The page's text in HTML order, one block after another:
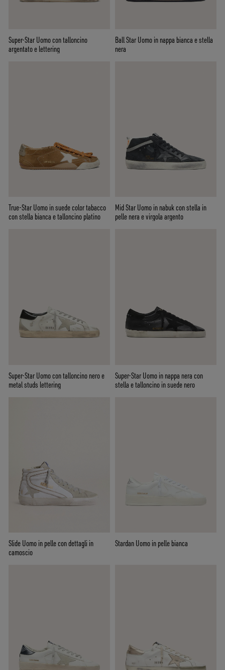
Super-Star Uomo con talloncino
argentato e lettering
Ball Star Uomo in nappa bianca e stella
nera
True-Star Uomo in suede color tabacco
con stella bianca e talloncino platino
Mid Star Uomo in nabuk con stella in
pelle nera e virgola argento
Super-Star Uomo con talloncino nero e
metal studs lettering
Super-Star Uomo in nappa nera con
stella e talloncino in suede nero
Slide Uomo in pelle con dettagli in
camoscio
Stardan Uomo in pelle bianca